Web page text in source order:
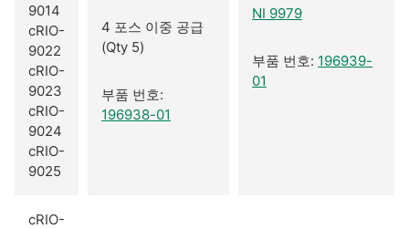
9014
cRIO-
9022
cRIO-
9023
cRIO-
9024
cRIO-
9025
4 포스 이중 공급
(Qty 5)
부품 번호:
196938-01
NI 9979
부품 번호: 196939-
01
cRIO-